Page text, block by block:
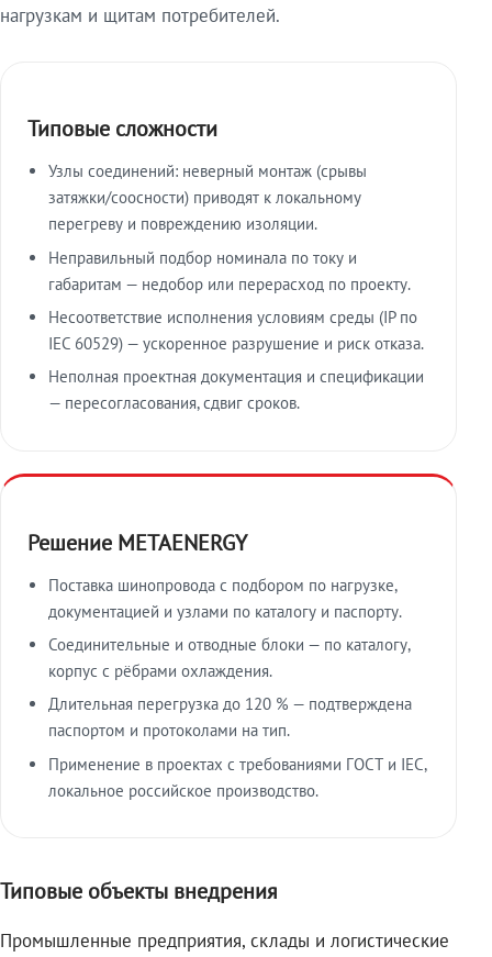
нагрузкам и щитам потребителей.
Типовые сложности
Узлы соединений: неверный монтаж (срывы
затяжки/соосности) приводят к локальному
перегреву и повреждению изоляции.
Неправильный подбор номинала по току и
габаритам — недобор или перерасход по проекту.
Несоответствие исполнения условиям среды (IP по
IEC 60529) — ускоренное разрушение и риск отказа.
Неполная проектная документация и спецификации
— пересогласования, сдвиг сроков.
Решение METAENERGY
Поставка шинопровода с подбором по нагрузке,
документацией и узлами по каталогу и паспорту.
Соединительные и отводные блоки — по каталогу,
корпус с рёбрами охлаждения.
Длительная перегрузка до 120 % — подтверждена
паспортом и протоколами на тип.
Применение в проектах с требованиями ГОСТ и IEC,
локальное российское производство.
Типовые объекты внедрения
Промышленные предприятия, склады и логистические